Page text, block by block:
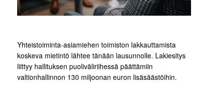
Yhteistoiminta-asiamiehen toimiston lakkauttamista
koskeva mietintö lähtee tänään lausunnolle. Lakiesitys
liittyy hallituksen puoliväliriihessä päättämiin
valtionhallinnon 130 miljoonan euron lisäsäästöihin.